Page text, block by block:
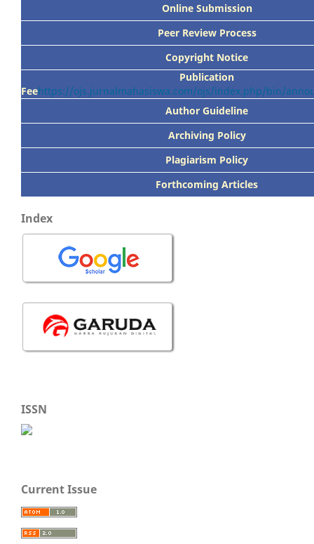
Online Submission
Peer Review Process
Copyright Notice
Publication
Feehttps://ojs.jurnalmahasiswa.com/ojs/index.php/bin/
Author Guideline
Archiving Policy
Plagiarism Policy
Forthcoming Articles
Index
ISSN
Current Issue